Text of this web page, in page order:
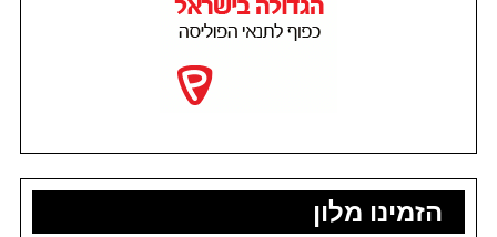
הזמינו מלון